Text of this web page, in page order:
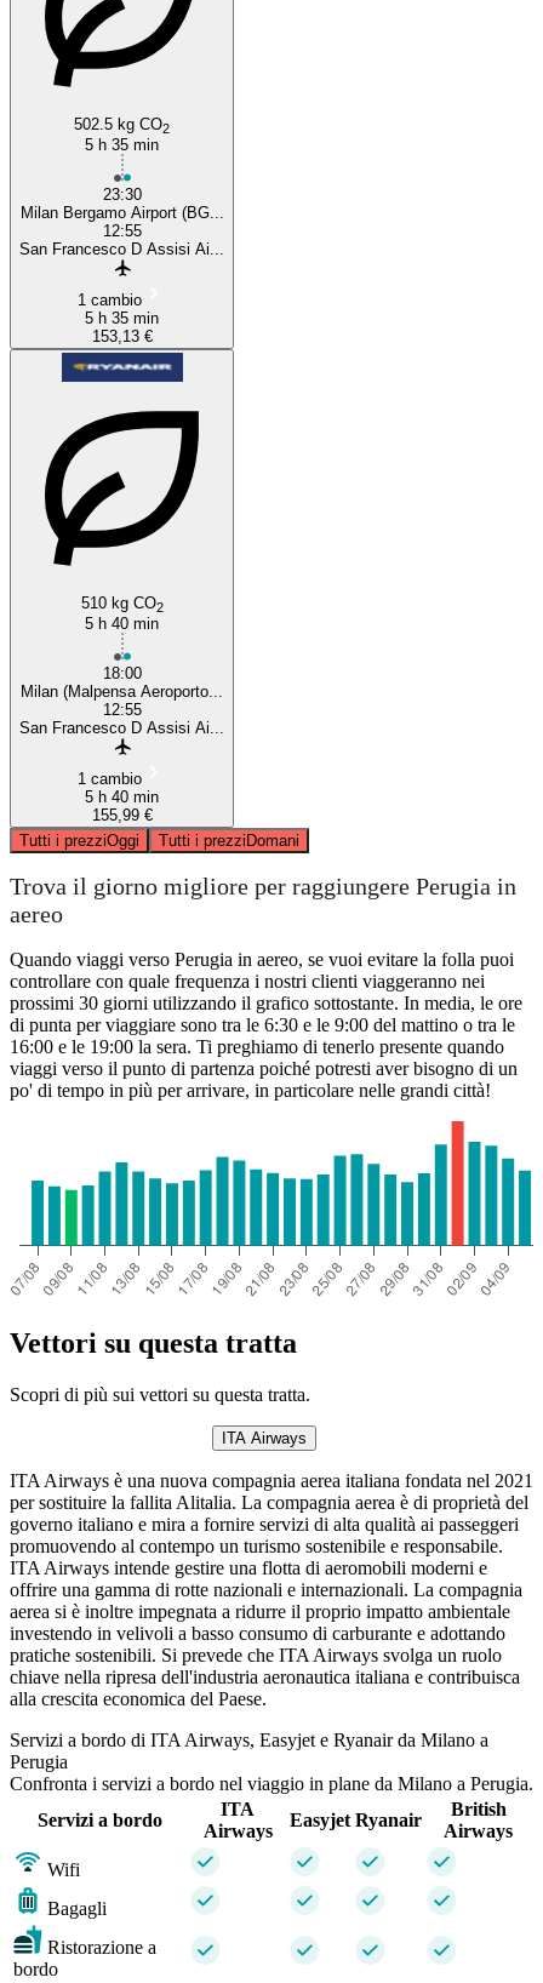
502.5 kg CO2
5 h 35 min
23:30
Milan Bergamo Airport (BG...
12:55
San Francesco D Assisi Ai...
1 cambio
5 h 35 min
153,13 €
510 kg CO2
5 h 40 min
18:00
Milan (Malpensa Aeroporto...
12:55
San Francesco D Assisi Ai...
1 cambio
5 h 40 min
155,99 €
Tutti i prezziOggi Tutti i prezziDomani
Trova il giorno migliore per raggiungere Perugia in
aereo
Quando viaggi verso Perugia in aereo, se vuoi evitare la folla puoi
controllare con quale frequenza i nostri clienti viaggeranno nei
prossimi 30 giorni utilizzando il grafico sottostante. In media, le ore
di punta per viaggiare sono tra le 6:30 e le 9:00 del mattino o tra le
16:00 e le 19:00 la sera. Ti preghiamo di tenerlo presente quando
viaggi verso il punto di partenza poiché potresti aver bisogno di un
po' di tempo in più per arrivare, in particolare nelle grandi città!
Vettori su questa tratta
Scopri di più sui vettori su questa tratta.
ITA Airways
ITA Airways è una nuova compagnia aerea italiana fondata nel 2021
per sostituire la fallita Alitalia. La compagnia aerea è di proprietà del
governo italiano e mira a fornire servizi di alta qualità ai passeggeri
promuovendo al contempo un turismo sostenibile e responsabile.
ITA Airways intende gestire una flotta di aeromobili moderni e
offrire una gamma di rotte nazionali e internazionali. La compagnia
aerea si è inoltre impegnata a ridurre il proprio impatto ambientale
investendo in velivoli a basso consumo di carburante e adottando
pratiche sostenibili. Si prevede che ITA Airways svolga un ruolo
chiave nella ripresa dell'industria aeronautica italiana e contribuisca
alla crescita economica del Paese.
Servizi a bordo di ITA Airways, Easyjet e Ryanair da Milano a
Perugia
Confronta i servizi a bordo nel viaggio in plane da Milano a Perugia.
Servizi a bordo
ITA
Airways
Easyjet Ryanair
British
Airways
Wifi
Bagagli
Ristorazione a
bordo